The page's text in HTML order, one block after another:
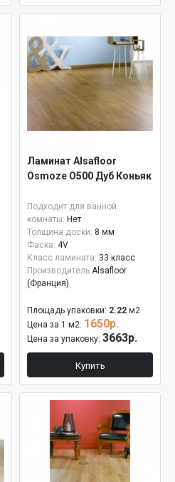
Ламинат Alsafloor
Osmoze O500 Дуб Коньяк
Подходит для ванной
комнаты: Нет
Толщина доски: 8 мм
Фаска: 4V
Класс ламината: 33 класс
Производитель Alsafloor
(Франция)
Площадь упаковки: 2.22 м2
Цена за 1 м2: 1650р.
Цена за упаковку: 3663р.
Купить